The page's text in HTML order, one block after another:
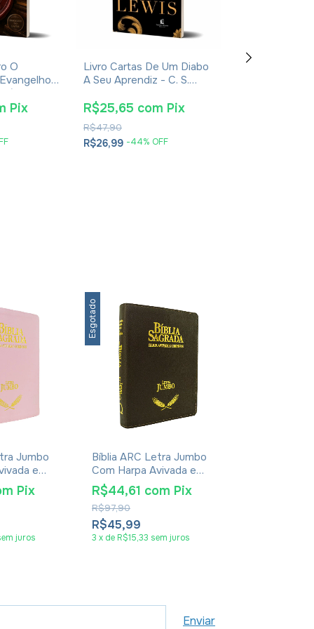
O
De
Pix
Livro Cartas De Um Diabo
A Seu Aprendiz - C. S.
R$26,99 -44% OFF
R$47,90
R$25,65 com Pix
Livro
Jumbo
e
Luxo
Pix
juros
Esgotado
Bíblia ARC Letra Jumbo
Com Harpa Avivada e
Corinhos - Capa Luxo
Marrom Escuro
R$45,99
R$97,90
R$44,61 com Pix
3 x de R$15,33 sem juros